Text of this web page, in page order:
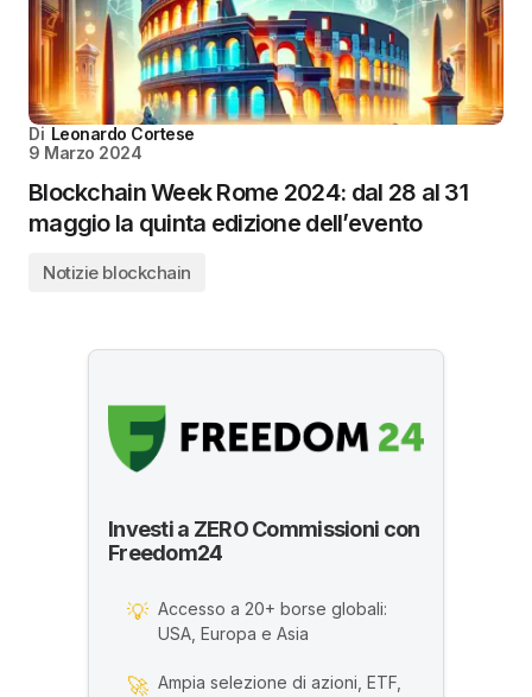
Di Leonardo Cortese
9 Marzo 2024
Blockchain Week Rome 2024: dal 28 al 31
maggio la quinta edizione dell’evento
Notizie blockchain
Investi a ZERO Commissioni con
Freedom24
💡 Accesso a 20+ borse globali:
USA, Europa e Asia
🚀 Ampia selezione di azioni, ETF,